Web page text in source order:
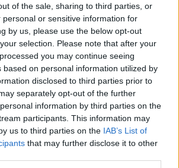
of the sale, sharing to third parties, or
personal or sensitive information for
by us, please use the below opt-out
selection. Please note that after your
you may continue seeing
based on personal information utilized by
disclosed to third parties prior to
separately opt-out of the further
information by third parties on the
participants. This information may
us to third parties on the IAB’s List of
that may further disclose it to other
se má novelou zabývat v pondělí. Jeho
pro Sněmovnu, v níž má vládní koalice
u Brna obnovují ochránci
se tam i pastva
(ČTK)
Zarostlou část Hádecké
planinky u Brna chtějí ochránci
vrátit do stavu ze 30. let
minulého století. V oblasti
obnovují původní step a
Vrátí se tam i pastva. Cílem je zachránit
živočichů, jako jsou vzácné orchideje či